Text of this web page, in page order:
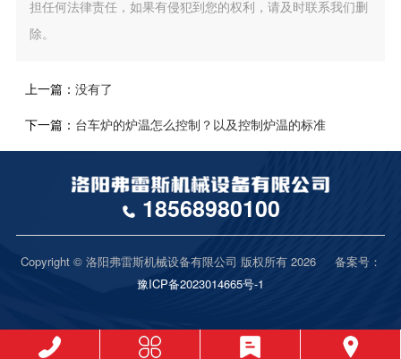
担任何法律责任，如果有侵犯到您的权利，请及时联系我们删
除。
上一篇： 没有了
下一篇： 台车炉的炉温怎么控制？以及控制炉温的标准
18568980100
Copyright © 洛阳弗雷斯机械设备有限公司 版权所有 2026 备案号：
豫ICP备2023014665号-1